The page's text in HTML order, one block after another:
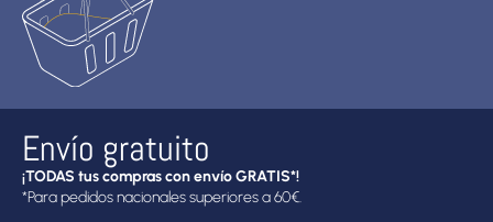
Envío gratuito
¡TODAS tus compras con envío GRATIS*!
*Para pedidos nacionales superiores a 60€.